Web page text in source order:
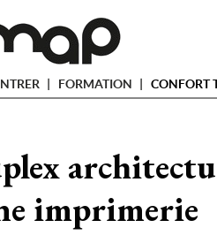
FORMATION CONFORT
imprimerie